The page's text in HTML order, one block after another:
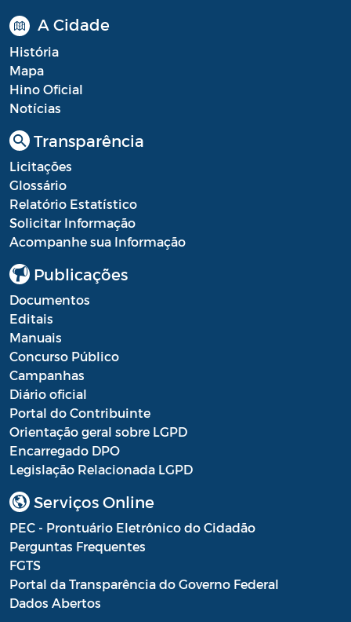
Portaria SEFAZ
PORTARIA SETUR
PORTARIA SEELA
Processo Seletivo Secretaria de Educação
Programa Araruama Universitário
Pronunciamento do Dirigente
Recursos Transferidos ao Município para
o enfrentamento à COVID-19
PORTARIA SETUR
Relação dos Fiscais de Contrato
Resolução Sobre o Coronavírus COVID-19
A Cidade
História
Mapa
Hino Oficial
Notícias
Transparência
Licitações
Glossário
Relatório Estatístico
Solicitar Informação
Acompanhe sua Informação
Publicações
Documentos
Editais
Manuais
Concurso Público
Campanhas
Diário oficial
Portal do Contribuinte
Orientação geral sobre LGPD
Encarregado DPO
Legislação Relacionada LGPD
Serviços Online
PEC - Prontuário Eletrônico do Cidadão
Perguntas Frequentes
FGTS
Portal da Transparência do Governo Federal
Dados Abertos